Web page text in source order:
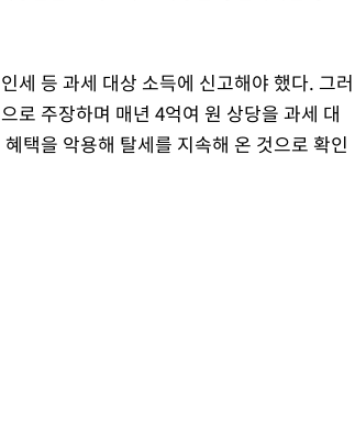
세 등 과세 대상 소득에 신고해야 했다. 그러
로 주장하며 매년 4억여 원 상당을 과세 대
택을 악용해 탈세를 지속해 온 것으로 확인